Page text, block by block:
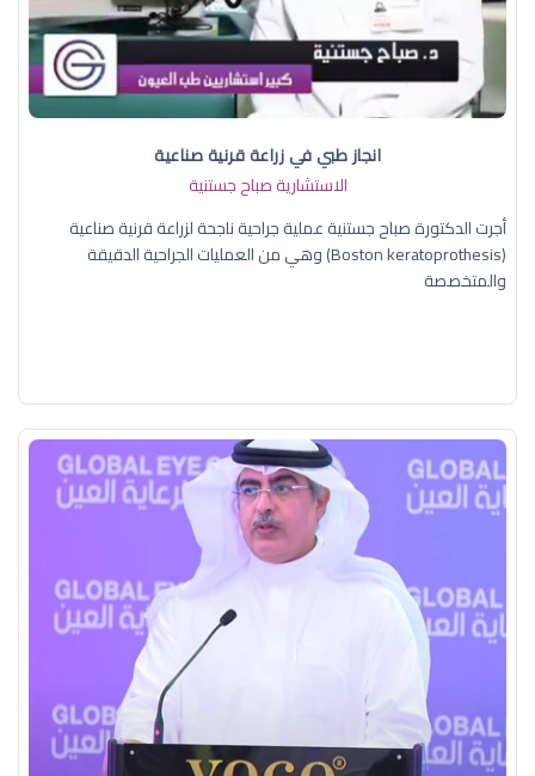
انجاز طبي في زراعة قرنية صناعية
الاستشارية صباح جستنية
أجرت الدكتورة صباح جستنية عملية جراحية ناجحة لزراعة قرنية صناعية
(Boston keratoprothesis) وهي من العمليات الجراحية الدقيقة
والمتخصصة